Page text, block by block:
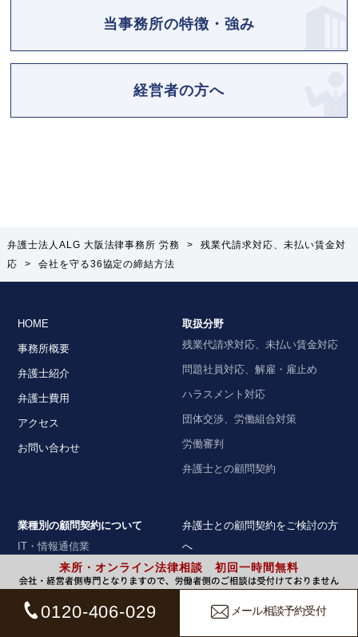
当事務所の特徴・強み
経営者の方へ
来所・オンライン法律相談 初回一時間無料
0120-406-029 メール相談予約受付
弁護士法人ALG 大阪法律事務所 労務 >
残業代請求対応、未払い賃金対
応
> 会社を守る36協定の締結方法
HOME
事務所概要
弁護士紹介
弁護士費用
アクセス
お問い合わせ
取扱分野
残業代請求対応、未払い賃金対応
問題社員対応、解雇・雇止め
ハラスメント対応
団体交渉、労働組合対策
労働審判
弁護士との顧問契約
業種別の顧問契約について
IT・情報通信業
病院・クリニック
飲食業
弁護士との顧問契約をご検討の方
へ
ご相談の流れ
プライバシーポリシー